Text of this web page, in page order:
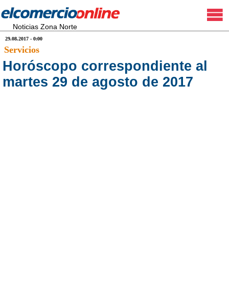
Noticias Zona Norte
29.08.2017 - 0:00
Servicios
Horóscopo correspondiente al
martes 29 de agosto de 2017